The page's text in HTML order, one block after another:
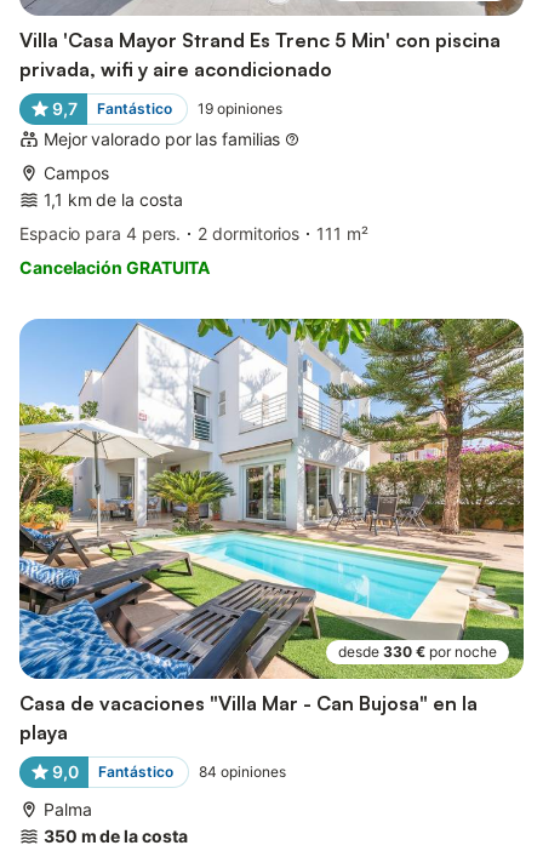
Villa 'Casa Mayor Strand Es Trenc 5 Min' con piscina
privada, wifi y aire acondicionado
9,7 Fantástico 19 opiniones
Mejor valorado por las familias
Campos
1,1 km de la costa
Espacio para 4 pers.
2 dormitorios
111 m²
Cancelación GRATUITA
desde 330 € por noche
Casa de vacaciones "Villa Mar - Can Bujosa" en la
playa
9,0 Fantástico 84 opiniones
Palma
350 m de la costa